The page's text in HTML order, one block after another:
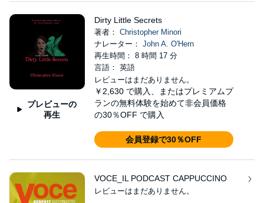
プレビューの
再生
Dirty Little Secrets
著者： Christopher Minori
ナレーター： John A. O'Hern
再生時間： 8 時間 17 分
言語： 英語
レビューはまだありません。
￥2,630 で購入、またはプレミアムプ
ランの無料体験を始めて非会員価格
の30％OFF で購入
会員登録で30％OFF
VOCE_IL PODCAST CAPPUCCINO
レビューはまだありません。